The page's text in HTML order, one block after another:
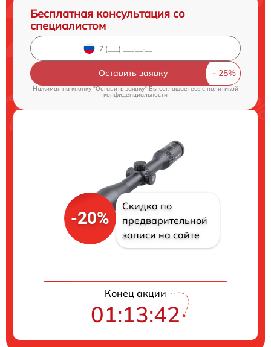
Бесплатная консультация со
специалистом
Оставить заявку
Нажимая на кнопку "Оставить заявку" Вы соглашаетесь c политикой
конфиденциальности
-20%
Скидка по
предварительной
записи на сайте
Конец акции
01:13:41